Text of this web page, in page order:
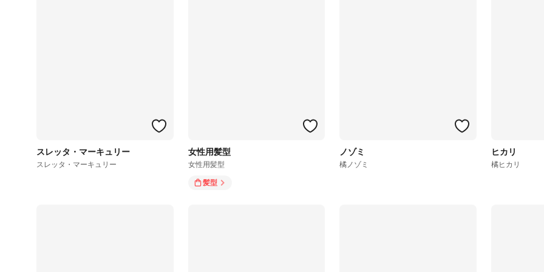
スレッタ・マーキュリー
スレッタ・マーキュリー
女性用髪型
女性用髪型
髪型
ノゾミ
橘ノゾミ
ヒカリ
橘ヒカリ